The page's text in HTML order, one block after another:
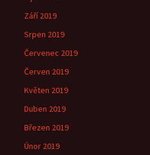
Září 2019
Srpen 2019
Červenec 2019
Červen 2019
Květen 2019
Duben 2019
Březen 2019
Únor 2019